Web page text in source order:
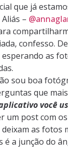
que já
Aliás –
confesso.
as
sou boa
que
você
um post com
as fotos
é a junção do